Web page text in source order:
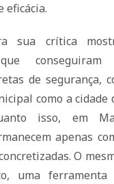
eficácia.
sua crítica
conseguiram
de segurança,
como a cidade
isso, em
apenas
O
uma